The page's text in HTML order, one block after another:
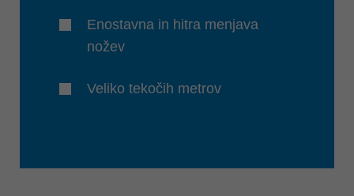
Enostavna in hitra menjava
nožev
Veliko tekočih metrov